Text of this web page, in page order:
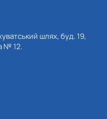
шлях, буд. 19,
№ 12.